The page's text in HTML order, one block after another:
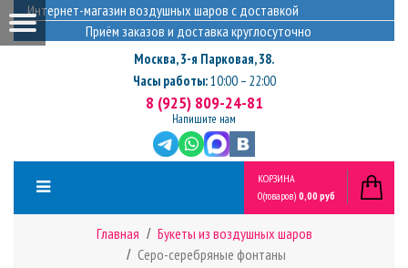
Интернет-магазин воздушных шаров с доставкой
Приём заказов и доставка круглосуточно
Москва,3-я Парковая, 38.
Часы работы:10:00 – 22:00
8 (925) 809-24-81
Напишите нам
КОРЗИНА
0(товаров) 0,00 руб
Главная
Букеты из воздушных шаров
Серо-серебряные фонтаны